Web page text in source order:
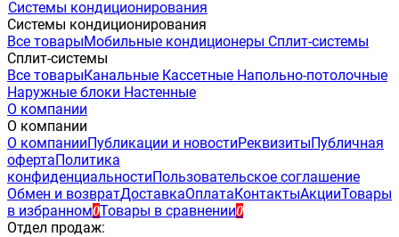
Системы кондиционирования
Системы кондиционирования
Все товарыМобильные кондиционеры Сплит-системы
Сплит-системы
Все товарыКанальные Кассетные Напольно-потолочные
Наружные блоки Настенные
О компании
О компании
О компанииПубликации и новостиРеквизитыПубличная
офертаПолитика
конфиденциальностиПользовательское соглашение
Обмен и возвратДоставкаОплатаКонтактыАкцииТовары
в избранном0Товары в сравнении0
Отдел продаж: